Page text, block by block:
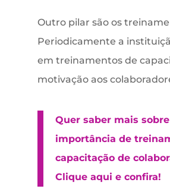
Outro pilar são os
Periodicamente a
em treinamentos de
motivação aos
Quer saber mais
importância de
capacitação de
Clique aqui e confira!